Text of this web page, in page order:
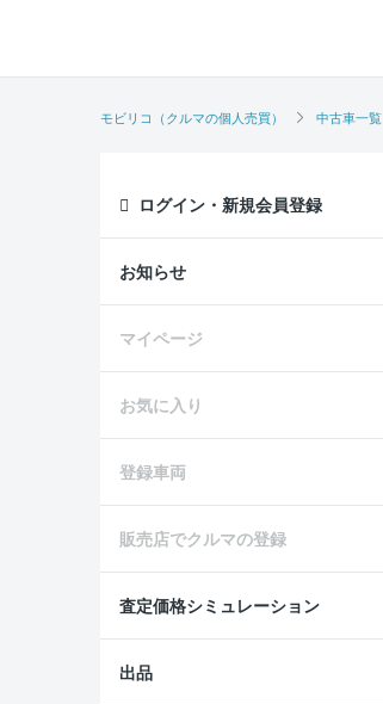
モビリコ（クルマの個人売買） 中古車一覧
ログイン・新規会員登録
お知らせ
マイページ
お気に入り
登録車両
販売店でクルマの登録
査定価格シミュレーション
出品